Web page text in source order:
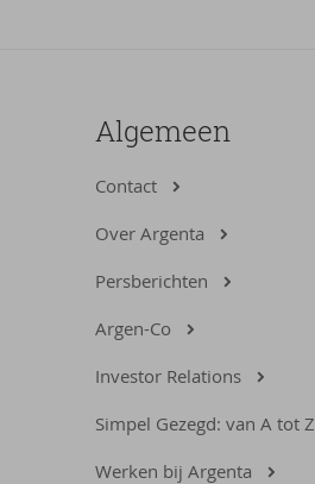
Algemeen
Contact
Over Argenta
Persberichten
Argen-Co
Investor Relations
Simpel Gezegd: van A tot Z
Werken bij Argenta